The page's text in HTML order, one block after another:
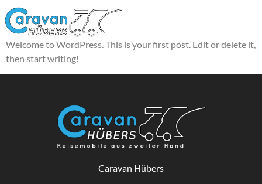
Hello world!
Welcome to WordPress. This is your first post. Edit or delete it,
then start writing!
Caravan Hübers